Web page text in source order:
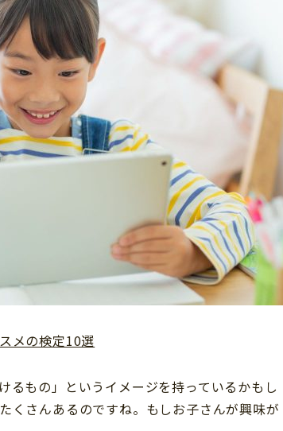
メの検定10選
るもの」というイメージを持っているかもし
くさんあるのですね。もしお子さんが興味が